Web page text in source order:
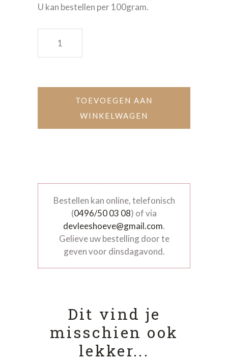
U kan bestellen per 100gram.
TOEVOEGEN AAN
WINKELWAGEN
Bestellen kan online, telefonisch
(0496/50 03 08) of via
devleeshoeve@gmail.com.
Gelieve uw bestelling door te
geven voor dinsdagavond.
Dit vind je
misschien ook
lekker...